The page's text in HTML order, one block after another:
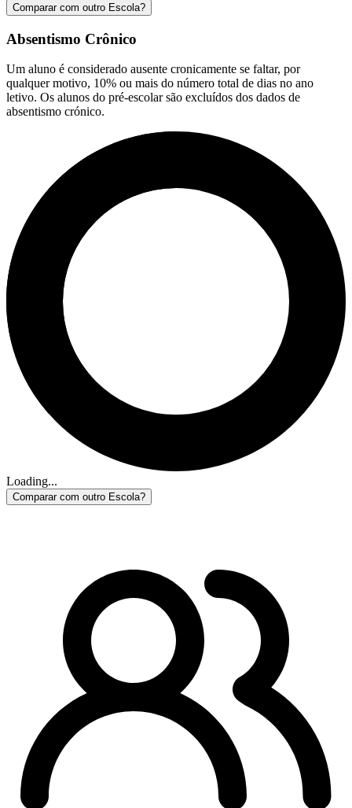
Comparar com outro Escola?
Absentismo Crônico
Um aluno é considerado ausente cronicamente se faltar, por
qualquer motivo, 10% ou mais do número total de dias no ano
letivo. Os alunos do pré-escolar são excluídos dos dados de
absentismo crónico.
Loading...
Comparar com outro Escola?